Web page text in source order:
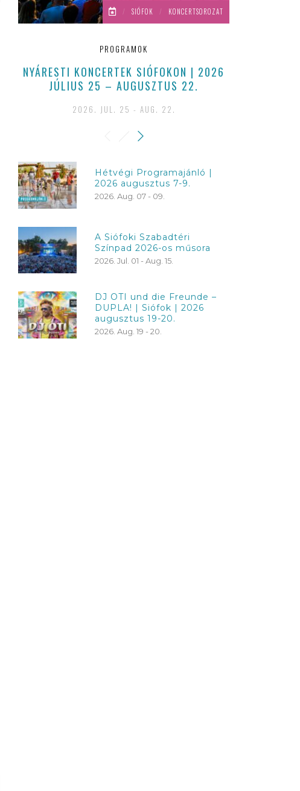
/ SIÓFOK / KONCERTSOROZAT
PROGRAMOK
NYÁRESTI KONCERTEK SIÓFOKON | 2026
JÚLIUS 25 – AUGUSZTUS 22.
2026. JUL. 25 - AUG. 22.
Hétvégi Programajánló |
2026 augusztus 7-9.
2026. Aug. 07 - 09.
A Siófoki Szabadtéri
Színpad 2026-os műsora
2026. Jul. 01 - Aug. 15.
DJ OTI und die Freunde –
DUPLA! | Siófok | 2026
augusztus 19-20.
2026. Aug. 19 - 20.